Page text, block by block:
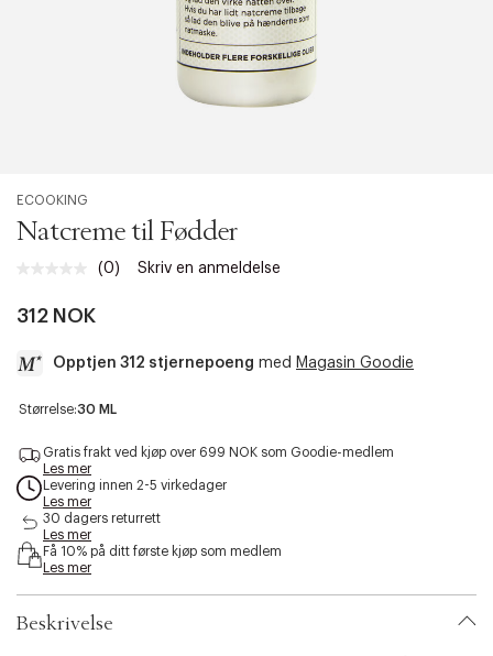
ECOOKING
Natcreme til Fødder
Ingen
(0) Skriv en anmeldelse
312 NOK
Opptjen 312 stjernepoeng med Magasin Goodie
a
c
s
b
i
t
Størrelse:30 ML
Gratis frakt ved kjøp over 699 NOK som Goodie-medlem
Les mer
Levering innen 2-5 virkedager
Les mer
30 dagers returrett
Les mer
Få 10% på ditt første kjøp som medlem
Les mer
Beskrivelse